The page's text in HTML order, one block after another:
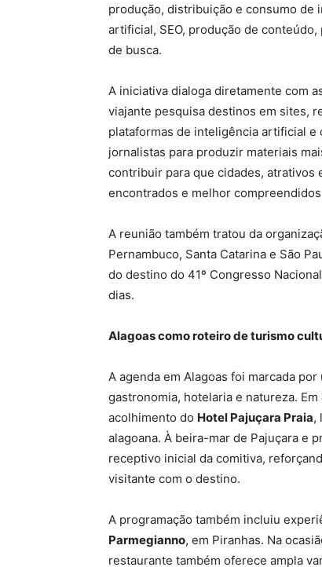
produção, distribuição e consumo de
artificial, SEO, produção de
de busca.
A iniciativa dialoga diretamente com
viajante pesquisa destinos em sites,
plataformas de inteligência artificial
jornalistas para produzir materiais
contribuir para que cidades, atrativos
encontrados e melhor
A reunião também tratou da
Pernambuco, Santa Catarina e São
do destino do 41º Congresso
dias.
Alagoas como roteiro de turismo
A agenda em Alagoas foi marcada
gastronomia, hotelaria e natureza.
acolhimento do Hotel Pajuçara Praia,
alagoana. À beira-mar de Pajuçara e
receptivo inicial da comitiva,
visitante com o destino.
A programação também incluiu
Parmegianno, em Piranhas. Na
restaurante também oferece ampla